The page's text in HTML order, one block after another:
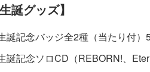
生誕グッズ】
誕記念バッジ全2種（当たり付）
誕記念ソロCD（REBORN!、